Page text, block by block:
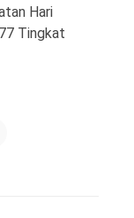
Hari
Tingkat